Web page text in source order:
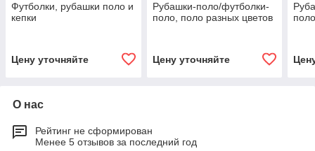
Футболки, рубашки поло и
кепки
Цену уточняйте
Рубашки-поло/футболки-
поло, поло разных цветов
Цену уточняйте
О нас
Рейтинг не сформирован
Менее 5 отзывов за последний год